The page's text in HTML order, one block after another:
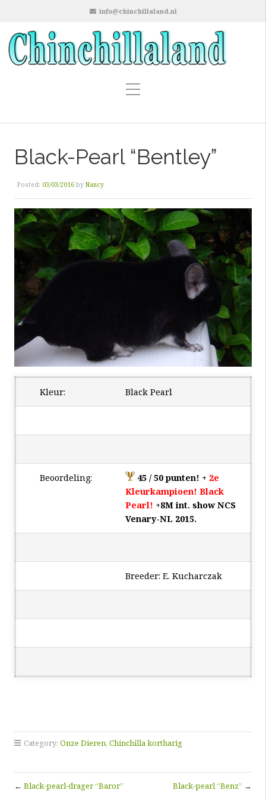
info@chinchillaland.nl
Black-Pearl “Bentley”
Posted: 03/03/2016 by Nancy
Kleur: Black Pearl
Beoordeling: 45 / 50 punten! + 2e
Kleurkampioen! Black
Pearl! +8M int. show NCS
Venary-NL 2015.
Breeder: E. Kucharczak
Category: Onze Dieren, Chinchilla kortharig
← Black-pearl-drager “Baror” Black-pearl “Benz” →